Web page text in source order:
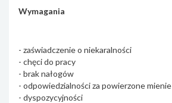
Wymagania
- zaświadczenie o niekaralności
- chęci do pracy
- brak nałogów
- odpowiedzialności za powierzone mienie
- dyspozycyjności